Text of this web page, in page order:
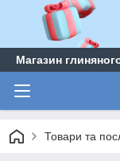
Магазин
Товари та